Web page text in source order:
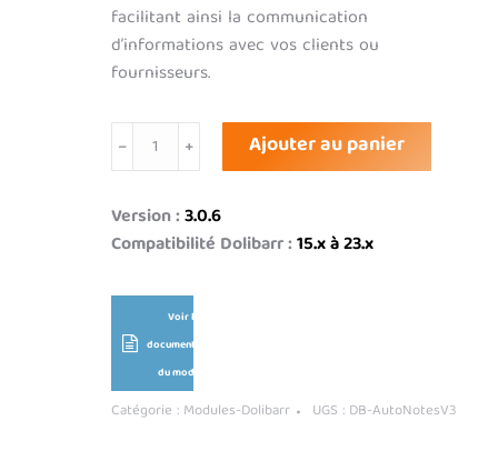
facilitant ainsi la communication
d’informations avec vos clients ou
fournisseurs.
quantité
de
Automatiques
V3
Ajouter au panier
Version :3.0.6
Compatibilité Dolibarr :15.x à 23.x
Voir la
documentation
du module
Catégorie : Modules-Dolibarr UGS : DB-AutoNotesV3